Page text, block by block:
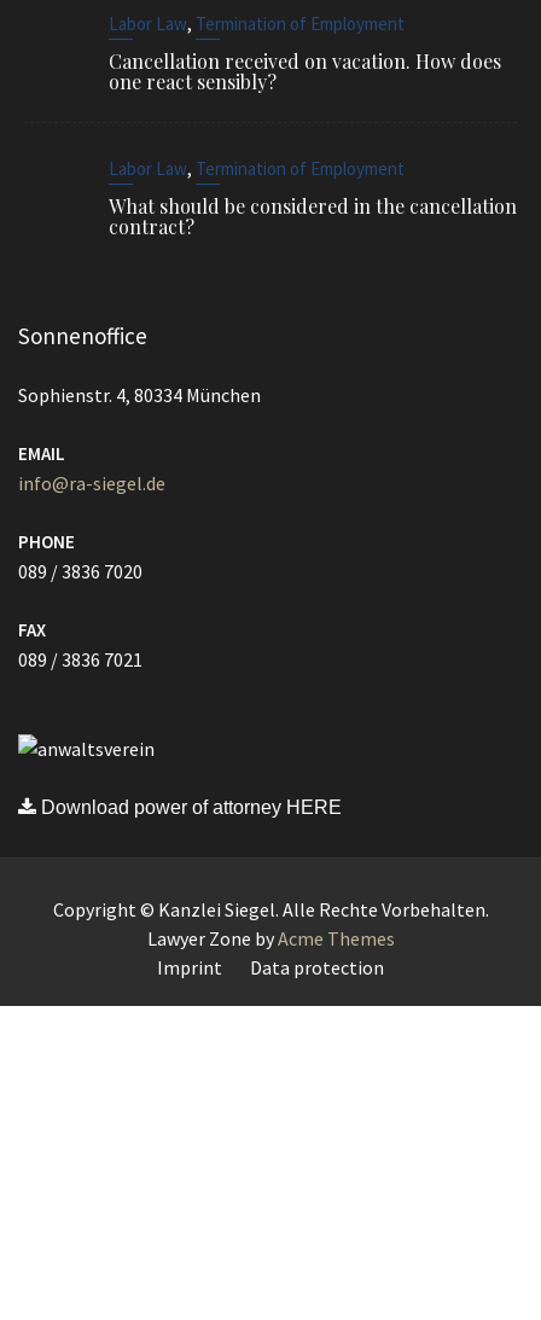
Labor Law, Termination of Employment
Cancellation received on vacation. How does
one react sensibly?
Labor Law, Termination of Employment
What should be considered in the cancellation
contract?
Sonnenoffice
Sophienstr. 4, 80334 München
EMAIL
info@ra-siegel.de
PHONE
089 / 3836 7020
FAX
089 / 3836 7021
Download power of attorney HERE
Copyright © Kanzlei Siegel. Alle Rechte Vorbehalten.
Lawyer Zone byAcme Themes
Imprint
Data protection